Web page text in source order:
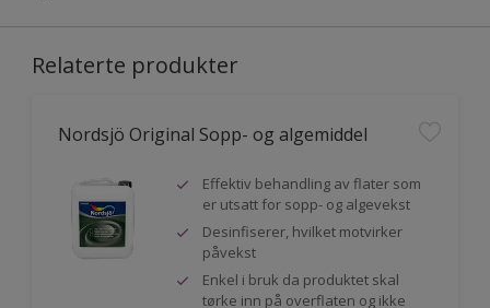
Relaterte produkter
Nordsjö Original Sopp- og algemiddel
Effektiv behandling av flater som
er utsatt for sopp- og algevekst
Desinfiserer, hvilket motvirker
påvekst
Enkel i bruk da produktet skal
tørke inn på overflaten og ikke